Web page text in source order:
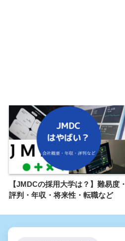
【JMDCの採用大学は？】難易度・
評判・年収・将来性・転職など